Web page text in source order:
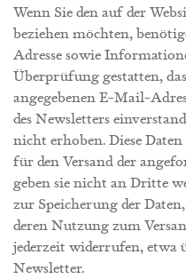
Wenn Sie den auf der
beziehen möchten,
Adresse sowie
Überprüfung gestatten,
angegebenen E-Mail-
des Newsletters
nicht erhoben. Diese
für den Versand der
geben sie nicht an Dritte
zur Speicherung der
deren Nutzung zum
jederzeit widerrufen, etwa
Newsletter.